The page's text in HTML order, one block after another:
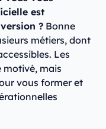
est
? Bonne
métiers, dont
Les
motivé, mais
vous former et